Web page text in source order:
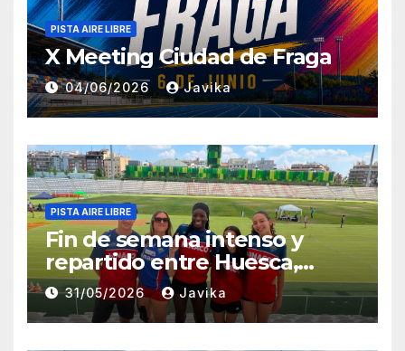
PISTA AIRE LIBRE
X Meeting Ciudad de Fraga
04/06/2026 Javika
PISTA AIRE LIBRE
Fin de semana intenso y
repartido entre Huesca,
Zaragoza y Madrid para el
Club Atletismo Fraga
31/05/2026 Javika